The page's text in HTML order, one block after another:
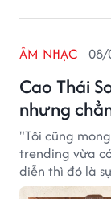
Cao Thái
nhưng
ÂM NHẠC 08/
"Tôi cũng
trending vừa
diễn thì đó là
phải là việc dễ